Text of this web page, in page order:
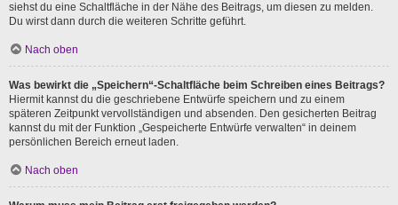
siehst du eine Schaltfläche in der Nähe des Beitrags, um diesen zu melden.
Du wirst dann durch die weiteren Schritte geführt.
Nach oben
Was bewirkt die „Speichern“-Schaltfläche beim Schreiben eines Beitrags?
Hiermit kannst du die geschriebene Entwürfe speichern und zu einem
späteren Zeitpunkt vervollständigen und absenden. Den gesicherten Beitrag
kannst du mit der Funktion „Gespeicherte Entwürfe verwalten“ in deinem
persönlichen Bereich erneut laden.
Nach oben